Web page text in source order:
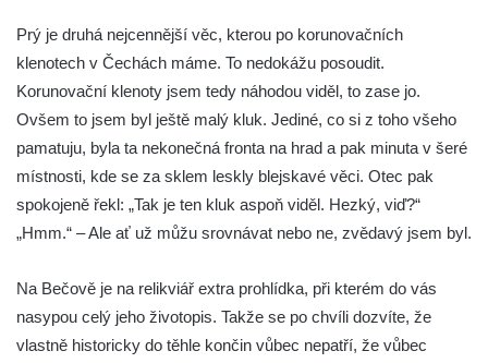
Prý je druhá nejcennější věc, kterou po korunovačních
klenotech v Čechách máme. To nedokážu posoudit.
Korunovační klenoty jsem tedy náhodou viděl, to zase jo.
Ovšem to jsem byl ještě malý kluk. Jediné, co si z toho všeho
pamatuju, byla ta nekonečná fronta na hrad a pak minuta v šeré
místnosti, kde se za sklem leskly blejskavé věci. Otec pak
spokojeně řekl: „Tak je ten kluk aspoň viděl. Hezký, viď?“
„Hmm.“ – Ale ať už můžu srovnávat nebo ne, zvědavý jsem byl.
Na Bečově je na relikviář extra prohlídka, při kterém do vás
nasypou celý jeho životopis. Takže se po chvíli dozvíte, že
vlastně historicky do těhle končin vůbec nepatří, že vůbec